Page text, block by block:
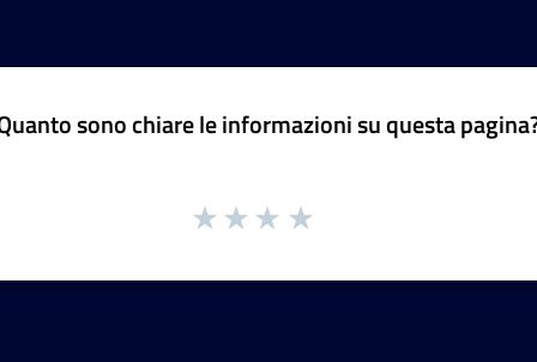
sono chiare le informazioni su questa